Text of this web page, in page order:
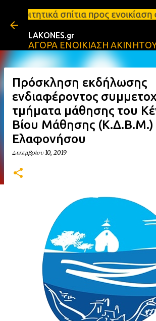
Μετάβαση στο κύριο
προς ενοικίαση στη Σπάρτη
LAKONES.gr
ΑΓΟΡΑ ΕΝΟΙΚΙΑΣΗ ΑΚΙΝΗΤΟΥ
Πρόσκληση εκδήλωσης
ενδιαφέροντος
τμήματα μάθησης του
Βίου Μάθησης
Ελαφονήσου
Δεκεμβρίου 10, 2019